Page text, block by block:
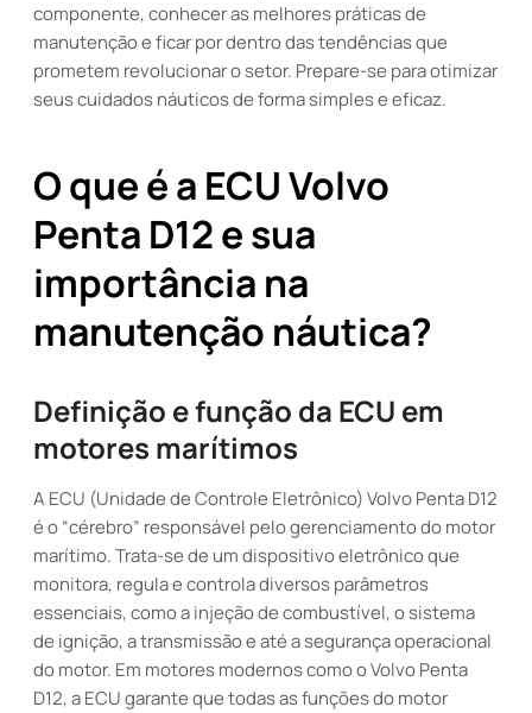
componente, conhecer as melhores práticas de
manutenção e ficar por dentro das tendências que
prometem revolucionar o setor. Prepare-se para otimizar
seus cuidados náuticos de forma simples e eficaz.
O que é a ECU Volvo
Penta D12 e sua
importância na
manutenção náutica?
Definição e função da ECU em
motores marítimos
A ECU (Unidade de Controle Eletrônico) Volvo Penta D12
é o “cérebro” responsável pelo gerenciamento do motor
marítimo. Trata-se de um dispositivo eletrônico que
monitora, regula e controla diversos parâmetros
essenciais, como a injeção de combustível, o sistema
de ignição, a transmissão e até a segurança operacional
do motor. Em motores modernos como o Volvo Penta
D12, a ECU garante que todas as funções do motor